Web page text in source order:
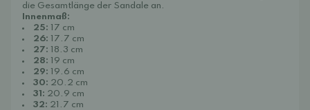
die Gesamtlänge der Sandale an.
Innenmaß:
25: 17 cm
26: 17.7 cm
27: 18.3 cm
28: 19 cm
29: 19.6 cm
30: 20.2 cm
31: 20.9 cm
32: 21.7 cm